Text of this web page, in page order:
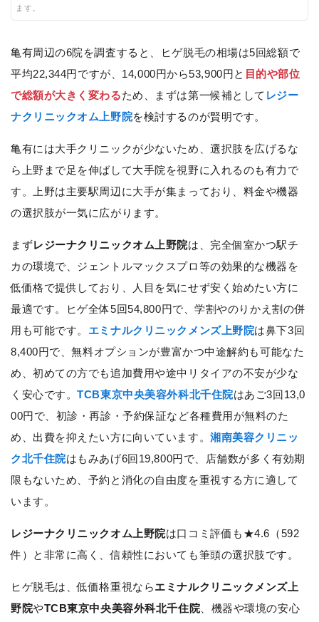
ます。
亀有周辺の6院を調査すると、ヒゲ脱毛の相場は5回総額で
平均22,344円ですが、14,000円から53,900円と 目的や部位
で総額が大きく変わるため、まずは第一候補として レジー
ナクリニックオム上野院を検討するのが賢明です。
亀有には大手クリニックが少ないため、選択肢を広げるな
ら上野まで足を伸ばして大手院を視野に入れるのも有力で
す。上野は主要駅周辺に大手が集まっており、料金や機器
の選択肢が一気に広がります。
まずレジーナクリニックオム上野院は、完全個室かつ駅チ
カの環境で、ジェントルマックスプロ等の効果的な機器を
低価格で提供しており、人目を気にせず安く始めたい方に
最適です。ヒゲ全体5回54,800円で、学割やのりかえ割の併
用も可能です。 エミナルクリニックメンズ上野院は鼻下3回
8,400円で、無料オプションが豊富かつ中途解約も可能なた
め、初めての方でも追加費用や途中リタイアの不安が少な
く安心です。TCB東京中央美容外科北千住院はあご3回13,0
00円で、初診・再診・予約保証など各種費用が無料のた
め、出費を抑えたい方に向いています。湘南美容クリニッ
ク北千住院はもみあげ6回19,800円で、店舗数が多く有効期
限もないため、予約と消化の自由度を重視する方に適して
います。
レジーナクリニックオム上野院は口コミ評価も★4.6（592
件）と非常に高く、信頼性においても筆頭の選択肢です。
ヒゲ脱毛は、低価格重視ならエミナルクリニックメンズ上
野院やTCB東京中央美容外科北千住院、機器や環境の安心